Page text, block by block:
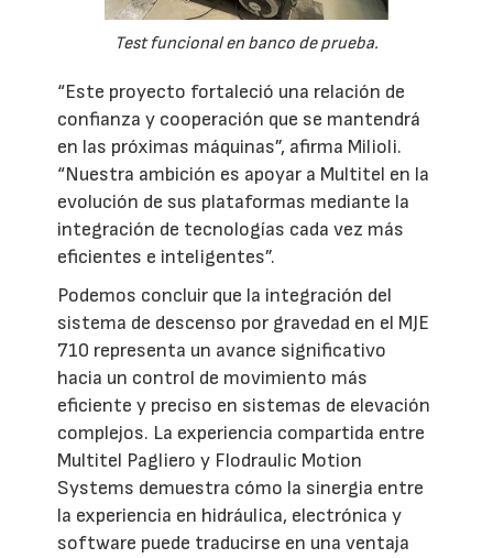
Test funcional en banco de prueba.
“Este proyecto fortaleció una relación de
confianza y cooperación que se mantendrá
en las próximas máquinas”, afirma Milioli.
“Nuestra ambición es apoyar a Multitel en la
evolución de sus plataformas mediante la
integración de tecnologías cada vez más
eficientes e inteligentes”.
Podemos concluir que la integración del
sistema de descenso por gravedad en el MJE
710 representa un avance significativo
hacia un control de movimiento más
eficiente y preciso en sistemas de elevación
complejos. La experiencia compartida entre
Multitel Pagliero y Flodraulic Motion
Systems demuestra cómo la sinergia entre
la experiencia en hidráulica, electrónica y
software puede traducirse en una ventaja